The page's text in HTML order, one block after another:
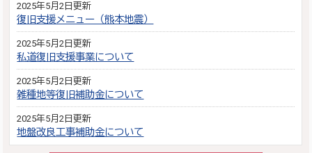
2025年5月2日更新
復旧支援メニュー（熊本地震）
2025年5月2日更新
私道復旧支援事業について
2025年5月2日更新
雑種地等復旧補助金について
2025年5月2日更新
地盤改良工事補助金について